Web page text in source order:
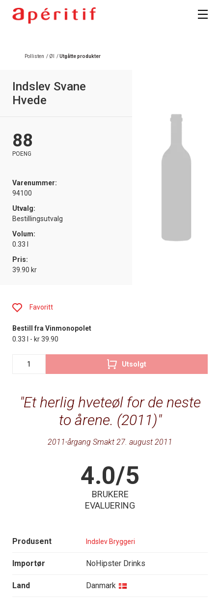
Pollisten / Øl /Utgåtte produkter
Indslev Svane
Hvede
88
POENG
Varenummer:
94100
Utvalg:
Bestillingsutvalg
Volum:
0.33 l
Pris:
39.90 kr
Et herlig hveteøl for de neste
to årene. (2011)
2011-årgang Smakt 27. august 2011
4.0/5
BRUKERE
EVALUERING
Produsent Indslev Bryggeri
Importør NoHipster Drinks
Land Danmark
Favoritt
Bestill fra Vinmonopolet
0.33 l - kr 39.90
Utsolgt